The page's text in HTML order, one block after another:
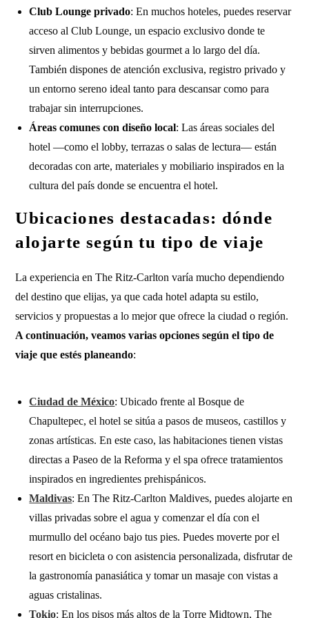
Club Lounge privado: En muchos hoteles, puedes reservar
acceso al Club Lounge, un espacio exclusivo donde te
sirven alimentos y bebidas gourmet a lo largo del día.
También dispones de atención exclusiva, registro privado y
un entorno sereno ideal tanto para descansar como para
trabajar sin interrupciones.
Áreas comunes con diseño local: Las áreas sociales del
hotel —como el lobby, terrazas o salas de lectura— están
decoradas con arte, materiales y mobiliario inspirados en la
cultura del país donde se encuentra el hotel.
Ubicaciones destacadas: dónde
alojarte según tu tipo de viaje
La experiencia en The Ritz-Carlton varía mucho dependiendo
del destino que elijas, ya que cada hotel adapta su estilo,
servicios y propuestas a lo mejor que ofrece la ciudad o región.
A continuación, veamos varias opciones según el tipo de
viaje que estés planeando:
Ciudad de México: Ubicado frente al Bosque de
Chapultepec, el hotel se sitúa a pasos de museos, castillos y
zonas artísticas. En este caso, las habitaciones tienen vistas
directas a Paseo de la Reforma y el spa ofrece tratamientos
inspirados en ingredientes prehispánicos.
Maldivas: En The Ritz-Carlton Maldives, puedes alojarte en
villas privadas sobre el agua y comenzar el día con el
murmullo del océano bajo tus pies. Puedes moverte por el
resort en bicicleta o con asistencia personalizada, disfrutar de
la gastronomía panasiática y tomar un masaje con vistas a
aguas cristalinas.
Tokio: En los pisos más altos de la Torre Midtown, The